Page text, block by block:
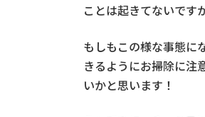
ことは起きてないです
もしもこの様な事態
きるようにお掃除に注
いかと思います！